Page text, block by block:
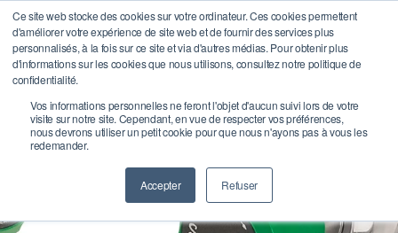
Ce site web stocke des cookies sur votre ordinateur. Ces cookies permettent
d'améliorer votre expérience de site web et de fournir des services plus
personnalisés, à la fois sur ce site et via d'autres médias. Pour obtenir plus
d'informations sur les cookies que nous utilisons, consultez notre politique de
confidentialité.
Vos informations personnelles ne feront l'objet d'aucun suivi lors de votre
visite sur notre site. Cependant, en vue de respecter vos préférences,
nous devrons utiliser un petit cookie pour que nous n'ayons pas à vous les
redemander.
Accepter Refuser